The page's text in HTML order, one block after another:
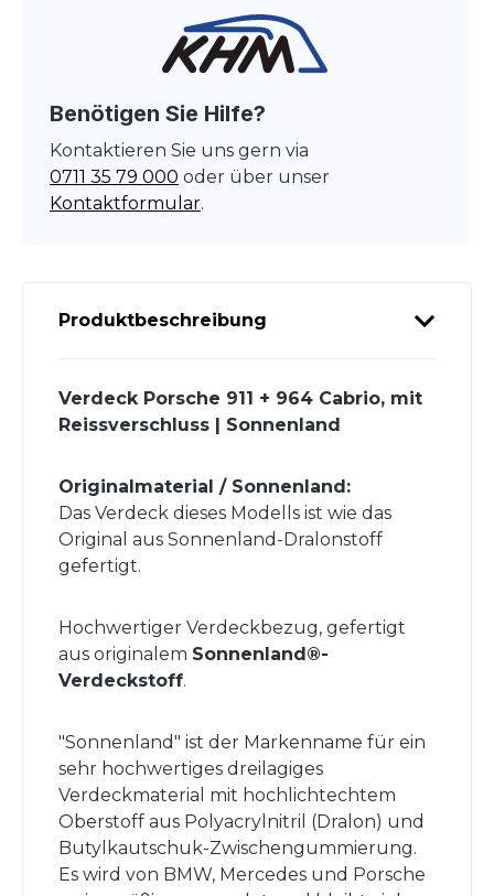
Benötigen Sie Hilfe?
Kontaktieren Sie uns gern via
0711 35 79 000 oder über unser
Kontaktformular.
Produktbeschreibung
Verdeck Porsche 911 + 964 Cabrio, mit
Reissverschluss | Sonnenland
Originalmaterial / Sonnenland:
Das Verdeck dieses Modells ist wie das
Original aus Sonnenland-Dralonstoff
gefertigt.
Hochwertiger Verdeckbezug, gefertigt
aus originalem Sonnenland®-
Verdeckstoff.
"Sonnenland" ist der Markenname für ein
sehr hochwertiges dreilagiges
Verdeckmaterial mit hochlichtechtem
Oberstoff aus Polyacrylnitril (Dralon) und
Butylkautschuk-Zwischengummierung.
Es wird von BMW, Mercedes und Porsche